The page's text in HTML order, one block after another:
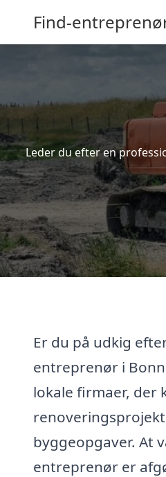
Find-
Leder du efter en
Er du på udkig
entreprenør i
lokale firmaer, der
byggeopgaver. At
entreprenør er